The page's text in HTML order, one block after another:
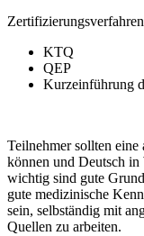
KTQ
QEP
Kurzeinführung
Teilnehmer sollten eine
können und Deutsch in
wichtig sind gute
gute medizinische
sein, selbständig mit
Quellen zu arbeiten.